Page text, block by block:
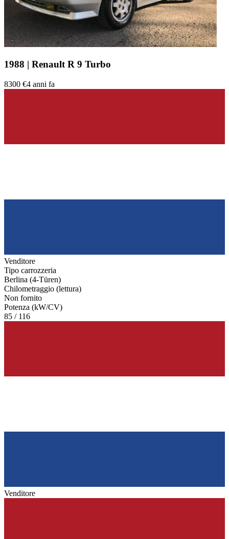
1988 | Renault R 9 Turbo
8300 €4 anni fa
Venditore
Tipo carrozzeria
Berlina (4-Türen)
Chilometraggio (lettura)
Non fornito
Potenza (kW/CV)
85 / 116
Venditore